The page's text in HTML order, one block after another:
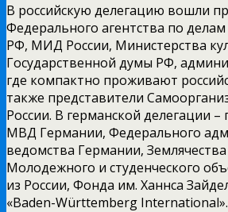
В российскую делегацию вошли
Федерального агентства по
РФ, МИД России, Министерства
Государственной думы РФ,
где компактно проживают
также представители
России. В германской делегации –
МВД Германии, Федерального
ведомства Германии,
Молодежного и студенческого
из России, Фонда им. Ханнса
«Baden-Württemberg International».